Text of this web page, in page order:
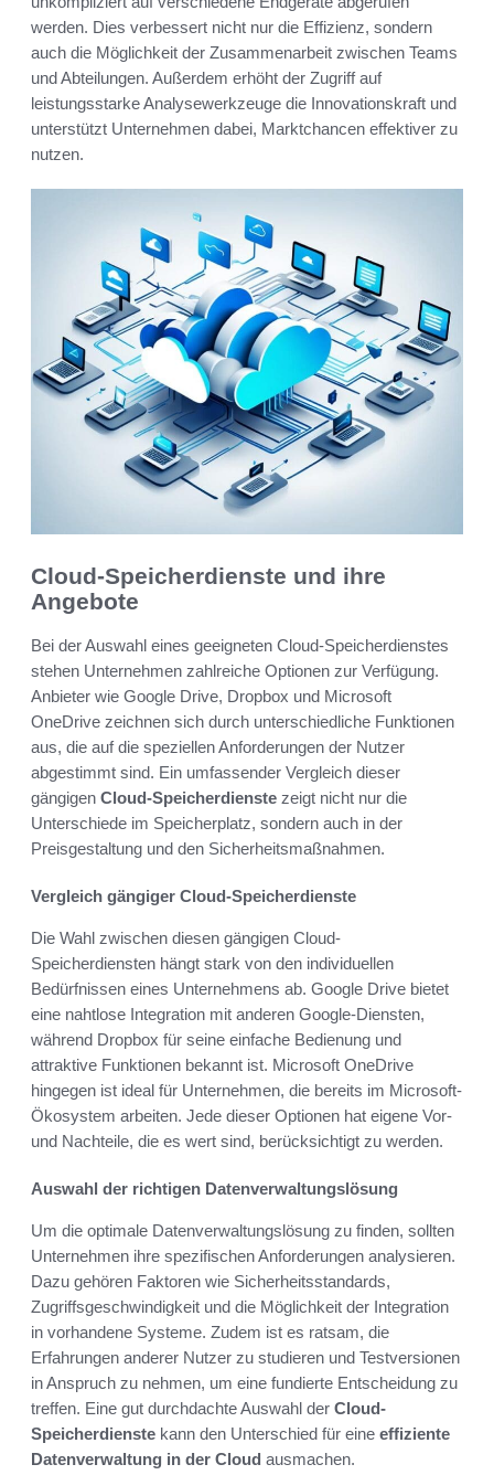
werden. Dies verbessert nicht nur die Effizienz, sondern
auch die Möglichkeit der Zusammenarbeit zwischen Teams
und Abteilungen. Außerdem erhöht der Zugriff auf
leistungsstarke Analysewerkzeuge die Innovationskraft und
unterstützt Unternehmen dabei, Marktchancen effektiver zu
nutzen.
Cloud-Speicherdienste und ihre
Angebote
Bei der Auswahl eines geeigneten Cloud-Speicherdienstes
stehen Unternehmen zahlreiche Optionen zur Verfügung.
Anbieter wie Google Drive, Dropbox und Microsoft
OneDrive zeichnen sich durch unterschiedliche Funktionen
aus, die auf die speziellen Anforderungen der Nutzer
abgestimmt sind. Ein umfassender Vergleich dieser
gängigen Cloud-Speicherdienste zeigt nicht nur die
Unterschiede im Speicherplatz, sondern auch in der
Preisgestaltung und den Sicherheitsmaßnahmen.
Vergleich gängiger Cloud-Speicherdienste
Die Wahl zwischen diesen gängigen Cloud-
Speicherdiensten hängt stark von den individuellen
Bedürfnissen eines Unternehmens ab. Google Drive bietet
eine nahtlose Integration mit anderen Google-Diensten,
während Dropbox für seine einfache Bedienung und
attraktive Funktionen bekannt ist. Microsoft OneDrive
hingegen ist ideal für Unternehmen, die bereits im Microsoft-
Ökosystem arbeiten. Jede dieser Optionen hat eigene Vor-
und Nachteile, die es wert sind, berücksichtigt zu werden.
Auswahl der richtigen Datenverwaltungslösung
Um die optimale Datenverwaltungslösung zu finden, sollten
Unternehmen ihre spezifischen Anforderungen analysieren.
Dazu gehören Faktoren wie Sicherheitsstandards,
Zugriffsgeschwindigkeit und die Möglichkeit der Integration
in vorhandene Systeme. Zudem ist es ratsam, die
Erfahrungen anderer Nutzer zu studieren und Testversionen
in Anspruch zu nehmen, um eine fundierte Entscheidung zu
treffen. Eine gut durchdachte Auswahl der Cloud-
Speicherdienste kann den Unterschied für eine effiziente
Datenverwaltung in der Cloud ausmachen.